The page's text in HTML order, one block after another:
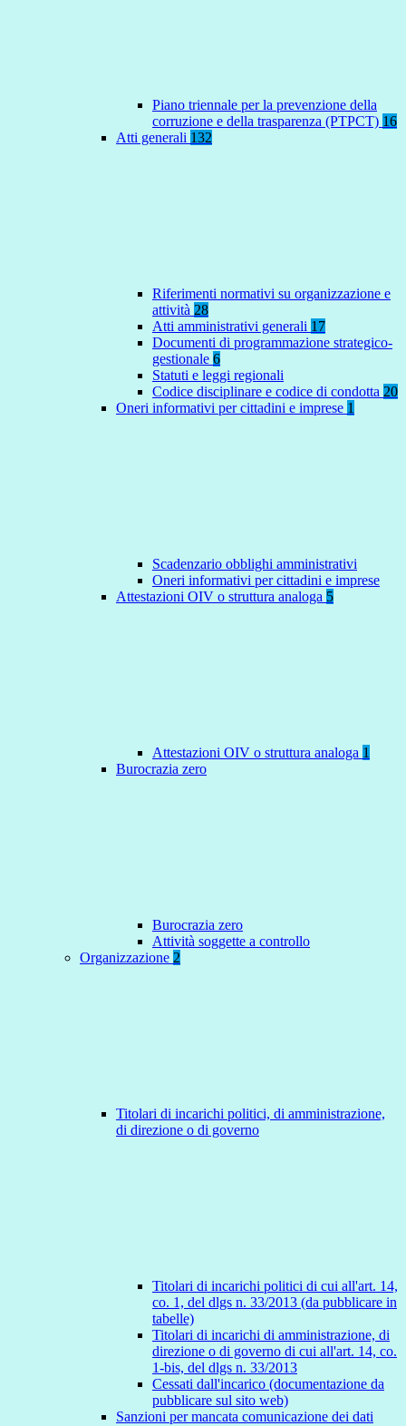
Piano triennale per la prevenzione della
corruzione e della trasparenza (PTPCT) 16
Atti generali 132
Riferimenti normativi su organizzazione e
attività 28
Atti amministrativi generali 17
Documenti di programmazione strategico-
gestionale 6
Statuti e leggi regionali
Codice disciplinare e codice di condotta 20
Oneri informativi per cittadini e imprese 1
Scadenzario obblighi amministrativi
Oneri informativi per cittadini e imprese
Attestazioni OIV o struttura analoga 5
Attestazioni OIV o struttura analoga 1
Burocrazia zero
Burocrazia zero
Attività soggette a controllo
Organizzazione 2
Titolari di incarichi politici, di amministrazione,
di direzione o di governo
Titolari di incarichi politici di cui all'art. 14,
co. 1, del dlgs n. 33/2013 (da pubblicare in
tabelle)
Titolari di incarichi di amministrazione, di
direzione o di governo di cui all'art. 14, co.
1-bis, del dlgs n. 33/2013
Cessati dall'incarico (documentazione da
pubblicare sul sito web)
Sanzioni per mancata comunicazione dei dati